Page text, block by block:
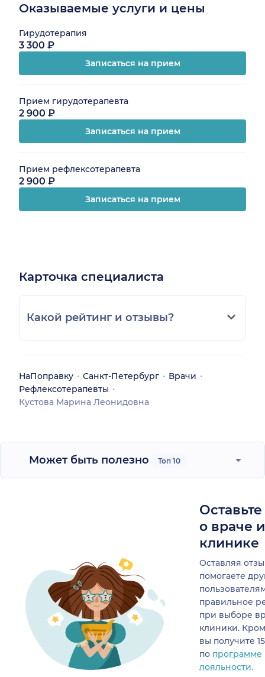
Оказываемые услуги и цены
Гирудотерапия
3 300 ₽
Записаться на прием
Прием гирудотерапевта
2 900 ₽
Записаться на прием
Прием рефлексотерапевта
2 900 ₽
Записаться на прием
Карточка специалиста
Какой рейтинг и отзывы?
НаПоправку Санкт-Петербург
Врачи
Рефлексотерапевты
Кустова Марина Леонидовна
Может быть полезно Топ 10
о враче
клинике
Оставляя
помогаете
правильное
при выборе
клиники.
вы получите
по программе
лояльности.